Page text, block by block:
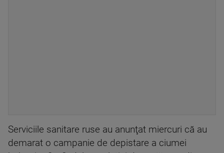
Serviciile sanitare ruse au anunţat miercuri că au
demarat o campanie de depistare a ciumei